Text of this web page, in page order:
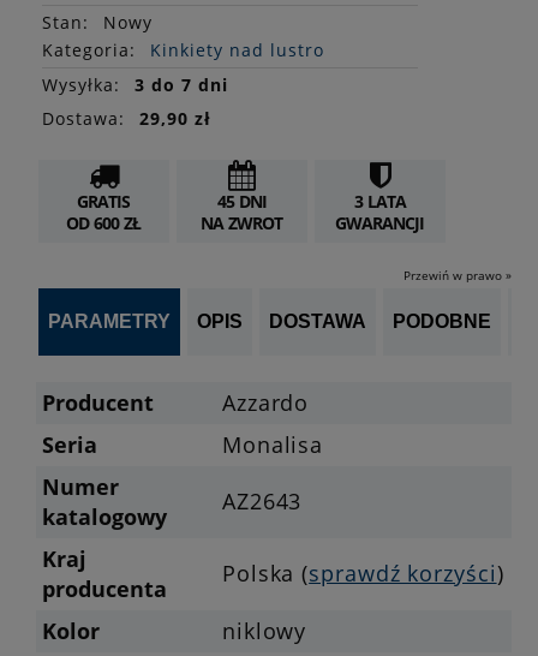
Stan:
Nowy
Kategoria:
Kinkiety nad lustro
Wysyłka:
3 do 7 dni
Dostawa:
29,90 zł
GRATIS
OD 600 ZŁ
45 DNI
NA ZWROT
3 LATA
GWARANCJI
Przewiń w prawo »
PARAMETRY OPIS DOSTAWA PODOBNE
Producent
Azzardo
Seria
Monalisa
Numer
katalogowy
AZ2643
Kraj
producenta
Polska (sprawdź korzyści)
Kolor
niklowy